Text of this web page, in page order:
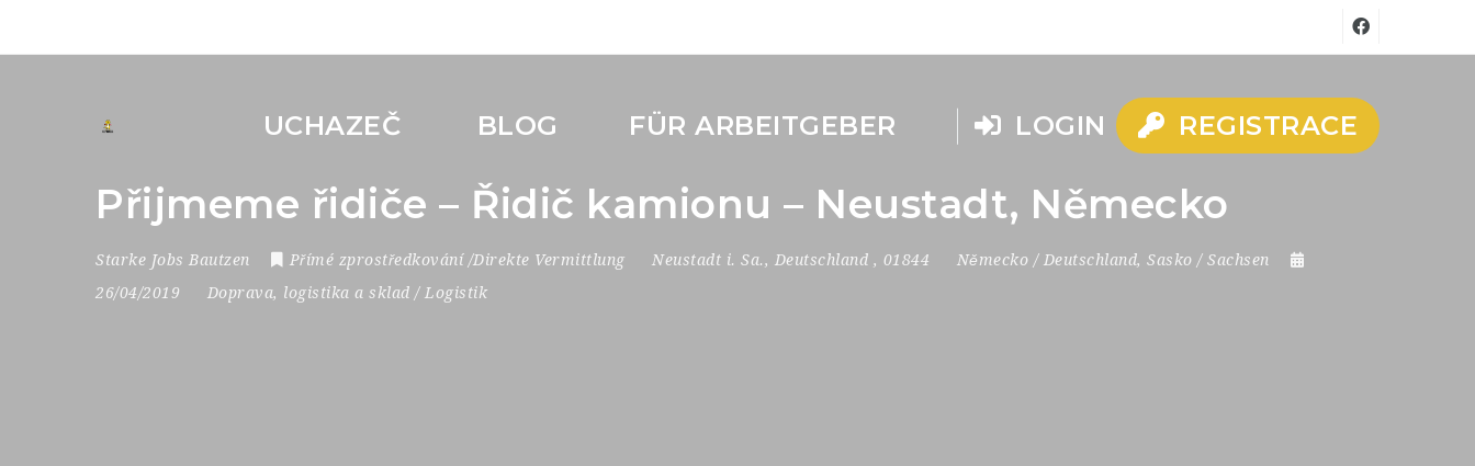
UCHAZEČ BLOG FÜR ARBEITGEBER LOGIN REGISTRACE
Přijmeme řidiče – Řidič kamionu – Neustadt, Německo
Starke Jobs Bautzen Přímé zprostředkování /Direkte Vermittlung Neustadt i. Sa., Deutschland , 01844 Německo / Deutschland, Sasko / Sachsen
26/04/2019
Doprava, logistika a sklad / Logistik